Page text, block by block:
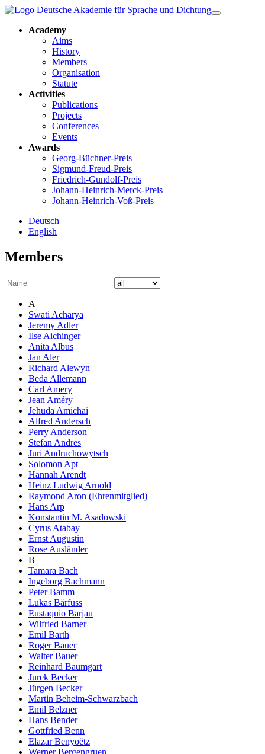
Academy
Aims
History
Members
Organisation
Statute
Activities
Publications
Projects
Conferences
Events
Awards
Georg-Büchner-Preis
Sigmund-Freud-Preis
Friedrich-Gundolf-Preis
Johann-Heinrich-Merck-Preis
Johann-Heinrich-Voß-Preis
Deutsch
English
Members
A
Swati Acharya
Jeremy Adler
Ilse Aichinger
Anita Albus
Jan Aler
Richard Alewyn
Beda Allemann
Carl Amery
Jean Améry
Jehuda Amichai
Alfred Andersch
Perry Anderson
Stefan Andres
Juri Andruchowytsch
Solomon Apt
Hannah Arendt
Heinz Ludwig Arnold
Raymond Aron (Ehrenmitglied)
Hans Arp
Konstantin M. Asadowski
Cyrus Atabay
Ernst Augustin
Rose Ausländer
B
Tamara Bach
Ingeborg Bachmann
Peter Bamm
Lukas Bärfuss
Eustaquio Barjau
Wilfried Barner
Emil Barth
Roger Bauer
Walter Bauer
Reinhard Baumgart
Jurek Becker
Jürgen Becker
Martin Beheim-Schwarzbach
Emil Belzner
Hans Bender
Gottfried Benn
Elazar Benyoëtz
Werner Bergengruen